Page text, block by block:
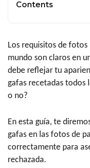
Contents
Los requisitos de
mundo son claros en
debe reflejar tu
gafas recetadas todos
o no?
En esta guía, te
gafas en las fotos de
correctamente para
rechazada.